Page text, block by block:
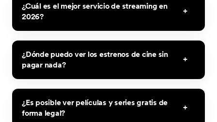
¿Cuál es el mejor servicio de streaming en
2026?
¿Dónde puedo ver los estrenos de cine sin
pagar nada?
¿Es posible ver películas y series gratis de
forma legal?